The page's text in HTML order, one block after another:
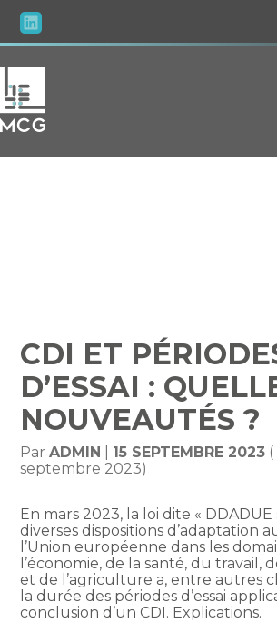
Aller
au
CDI ET
D’ESSAI :
NOUVEAUTÉS ?
ParADMIN 15 SEPTEMBRE 2023
septembre 2023)
En mars 2023, la loi dite «
diverses dispositions d’adaptation
l’Union européenne dans les
l’économie, de la santé, du travail,
et de l’agriculture a, entre autres
la durée des périodes d’essai
conclusion d’un CDI. Explications.